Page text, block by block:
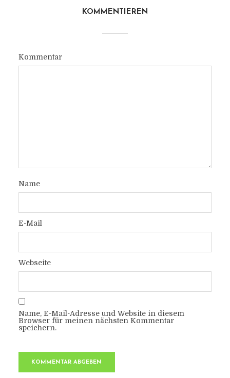
KOMMENTIEREN
Kommentar
Name
E-Mail
Webseite
Name, E-Mail-Adresse und Website in diesem
Browser für meinen nächsten Kommentar
speichern.